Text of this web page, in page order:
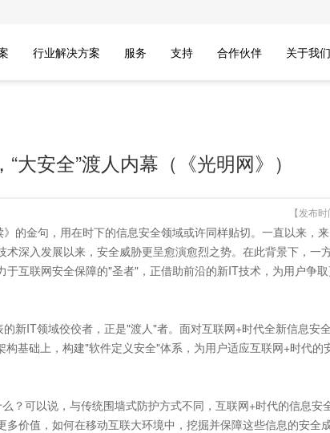
行业解决方案 服务 支持 合作伙伴 关于我们
大安全”渡人内幕（《光明网》）
【发布
的金句，用在时下的信息安全领域或许同样贴切。一直以来，
深入发展以来，安全威胁更呈愈演愈烈之势。在此背景下，一
互联网安全保障的"圣者"，正借助前沿的新IT技术，为用户争
新IT领域佼佼者，正是"渡人"者。面对互联网+时代全新信息安
基础上，构建"软件定义安全"体系，为用户适应互联网+时代的
？可以说，与传统围墙式防护方式不同，互联网+时代的信息安
价值，如何在移动互联大环境中，挖掘并保障这些信息的安全